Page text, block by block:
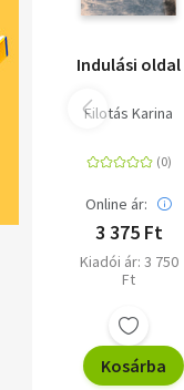
Indulási oldal
Filotás Karina
Online ár:
3 375 Ft
Kiadói ár: 3 750
Ft
Kosárba